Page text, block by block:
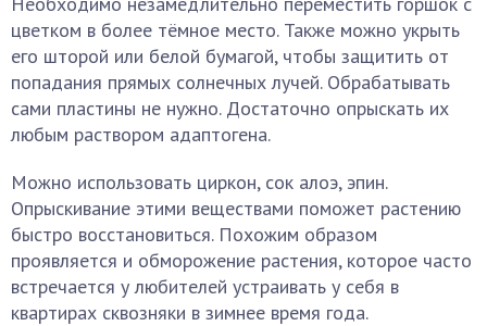
цветком в более тёмное место. Также можно укрыть
его шторой или белой бумагой, чтобы защитить от
попадания прямых солнечных лучей. Обрабатывать
сами пластины не нужно. Достаточно опрыскать их
любым раствором адаптогена.
Можно использовать циркон, сок алоэ, эпин.
Опрыскивание этими веществами поможет растению
быстро восстановиться. Похожим образом
проявляется и обморожение растения, которое часто
встречается у любителей устраивать у себя в
квартирах сквозняки в зимнее время года.